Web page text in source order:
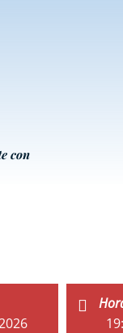
con